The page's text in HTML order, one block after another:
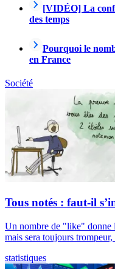
[VIDÉO] La
des temps
Pourquoi le
en France
Société
Tous notés : faut-il
Un nombre de "like" donne
mais sera toujours trompeur,
statistiques